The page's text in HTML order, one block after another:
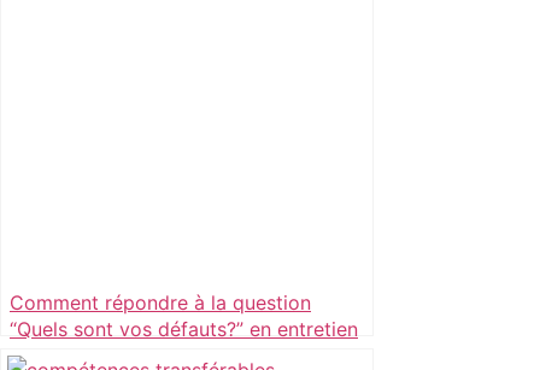
Comment répondre à la question
“Quels sont vos défauts?” en entretien
d’embauche?